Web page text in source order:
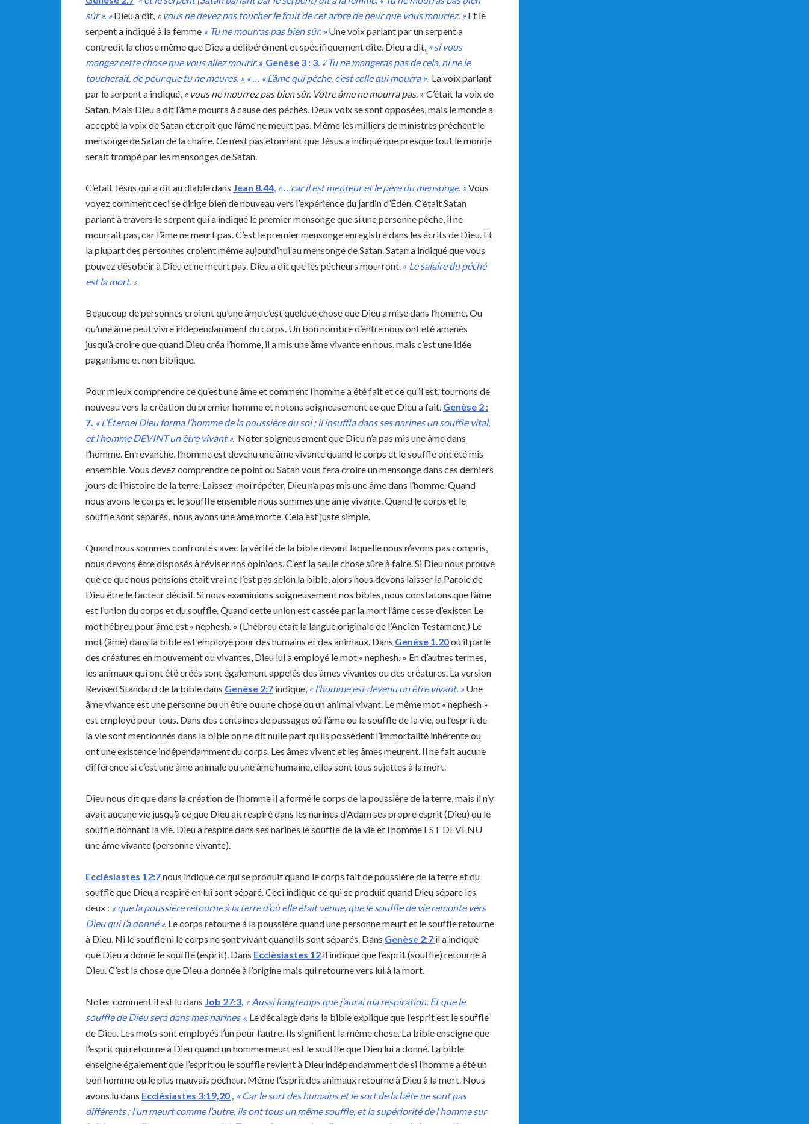
sûr ». »Dieu a dit, «vous ne devez pas toucher le fruit de cet arbre de peur que vous mouriez. »Et le
serpent a indiqué à la femme « Tu ne mourras pas bien sûr. »Une voix parlant par un serpent a
contredit la chose même que Dieu a délibérément et spécifiquement dite. Dieu a dit, « si vous
mangez cette chose que vous allez mourir. » Genèse 3 : 3. « Tu ne mangeras pas de cela, ni ne le
toucherait, de peur que tu ne meures. » « … « L’âme qui pèche, c’est celle qui mourra ». La voix parlant
par le serpent a indiqué, « vous ne mourrez pas bien sûr. Votre âme ne mourra pas. » C’était la voix de
Satan. Mais Dieu a dit l’âme mourra à cause des péchés. Deux voix se sont opposées, mais le monde a
accepté la voix de Satan et croit que l’âme ne meurt pas. Même les milliers de ministres prêchent le
mensonge de Satan de la chaire. Ce n’est pas étonnant que Jésus a indiqué que presque tout le monde
serait trompé par les mensonges de Satan.
C’était Jésus qui a dit au diable dans Jean 8.44, «…car il est menteur et le père du mensonge. »Vous
voyez comment ceci se dirige bien de nouveau vers l’expérience du jardin d’Éden. C’était Satan
parlant à travers le serpent qui a indiqué le premier mensonge que si une personne pèche, il ne
mourrait pas, car l’âme ne meurt pas. C’est le premier mensonge enregistré dans les écrits de Dieu. Et
la plupart des personnes croient même aujourd’hui au mensonge de Satan. Satan a indiqué que vous
pouvez désobéir à Dieu et ne meurt pas. Dieu a dit que les pécheurs mourront. « Le salaire du péché
est la mort. »
Beaucoup de personnes croient qu’une âme c’est quelque chose que Dieu a mise dans l’homme. Ou
qu’une âme peut vivre indépendamment du corps. Un bon nombre d’entre nous ont été amenés
jusqu’à croire que quand Dieu créa l’homme, il a mis une âme vivante en nous, mais c’est une idée
paganisme et non biblique.
Pour mieux comprendre ce qu’est une âme et comment l’homme a été fait et ce qu’il est, tournons de
nouveau vers la création du premier homme et notons soigneusement ce que Dieu a fait. Genèse 2 :
7. « L’Éternel Dieu forma l’homme de la poussière du sol ; il insuffla dans ses narines un souffle vital,
et l’homme DEVINT un être vivant ». Noter soigneusement que Dieu n’a pas mis une âme dans
l’homme. En revanche, l’homme est devenu une âme vivante quand le corps et le souffle ont été mis
ensemble. Vous devez comprendre ce point ou Satan vous fera croire un mensonge dans ces derniers
jours de l’histoire de la terre. Laissez-moi répéter, Dieu n’a pas mis une âme dans l’homme. Quand
nous avons le corps et le souffle ensemble nous sommes une âme vivante. Quand le corps et le
souffle sont séparés, nous avons une âme morte. Cela est juste simple.
Quand nous sommes confrontés avec la vérité de la bible devant laquelle nous n’avons pas compris,
nous devons être disposés à réviser nos opinions. C’est la seule chose sûre à faire. Si Dieu nous prouve
que ce que nous pensions était vrai ne l’est pas selon la bible, alors nous devons laisser la Parole de
Dieu être le facteur décisif. Si nous examinions soigneusement nos bibles, nous constatons que l’âme
est l’union du corps et du souffle. Quand cette union est cassée par la mort l’âme cesse d’exister. Le
mot hébreu pour âme est « nephesh. » (L’hébreu était la langue originale de l’Ancien Testament.) Le
mot (âme) dans la bible est employé pour des humains et des animaux. Dans Genèse 1.20où il parle
des créatures en mouvement ou vivantes, Dieu lui a employé le mot « nephesh. » En d’autres termes,
les animaux qui ont été créés sont également appelés des âmes vivantes ou des créatures. La version
Revised Standard de la bible dans Genèse 2:7 indique, « l’homme est devenu un être vivant. » Une
âme vivante est une personne ou un être ou une chose ou un animal vivant. Le même mot « nephesh »
est employé pour tous. Dans des centaines de passages où l’âme ou le souffle de la vie, ou l’esprit de
la vie sont mentionnés dans la bible on ne dit nulle part qu’ils possèdent l’immortalité inhérente ou
ont une existence indépendamment du corps. Les âmes vivent et les âmes meurent. Il ne fait aucune
différence si c’est une âme animale ou une âme humaine, elles sont tous sujettes à la mort.
Dieu nous dit que dans la création de l’homme il a formé le corps de la poussière de la terre, mais il n’y
avait aucune vie jusqu’à ce que Dieu ait respiré dans les narines d’Adam ses propre esprit (Dieu) ou le
souffle donnant la vie. Dieu a respiré dans ses narines le souffle de la vie et l’homme EST DEVENU
une âme vivante (personne vivante).
Ecclésiastes 12:7nous indique ce qui se produit quand le corps fait de poussière de la terre et du
souffle que Dieu a respiré en lui sont séparé. Ceci indique ce qui se produit quand Dieu sépare les
deux : «que la poussière retourne à la terre d’où elle était venue, que le souffle de vie remonte vers
Dieu qui l’a donné». Le corps retourne à la poussière quand une personne meurt et le souffle retourne
à Dieu. Ni le souffle ni le corps ne sont vivant quand ils sont séparés. Dans Genèse 2:7 il a indiqué
que Dieu a donné le souffle (esprit). Dans Ecclésiastes 12 il indique que l’esprit (souffle) retourne à
Dieu. C’est la chose que Dieu a donnée à l’origine mais qui retourne vers lui à la mort.
Noter comment il est lu dans Job 27:3, « Aussi longtemps que j’aurai ma respiration, Et que le
souffle de Dieu sera dans mes narines ». Le décalage dans la bible explique que l’esprit est le souffle
de Dieu. Les mots sont employés l’un pour l’autre. Ils signifient la même chose. La bible enseigne que
l’esprit qui retourne à Dieu quand un homme meurt est le souffle que Dieu lui a donné. La bible
enseigne également que l’esprit ou le souffle revient à Dieu indépendamment de si l’homme a été un
bon homme ou le plus mauvais pécheur. Même l’esprit des animaux retourne à Dieu à la mort. Nous
avons lu dans Ecclésiastes 3:19,20 , « Car le sort des humains et le sort de la bête ne sont pas
différents ; l’un meurt comme l’autre, ils ont tous un même souffle, et la supériorité de l’homme sur